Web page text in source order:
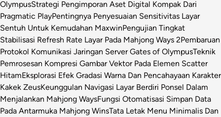
OlympusStrategi Pengimporan Aset Digital Kompak Dari
Pragmatic PlayPentingnya Penyesuaian Sensitivitas Layar
Sentuh Untuk Kemudahan MaxwinPengujian Tingkat
Stabilisasi Refresh Rate Layar Pada Mahjong Ways 2Pembaruan
Protokol Komunikasi Jaringan Server Gates of OlympusTeknik
Pemrosesan Kompresi Gambar Vektor Pada Elemen Scatter
HitamEksplorasi Efek Gradasi Warna Dan Pencahayaan Karakter
Kakek ZeusKeunggulan Navigasi Layar Berdiri Ponsel Dalam
Menjalankan Mahjong WaysFungsi Otomatisasi Simpan Data
Pada Antarmuka Mahjong WinsTata Letak Menu Minimalis Dan